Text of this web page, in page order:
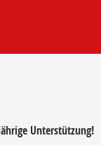
Unterstützung!